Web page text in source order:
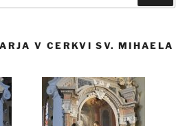
V CERKVI SV. MIHAELA